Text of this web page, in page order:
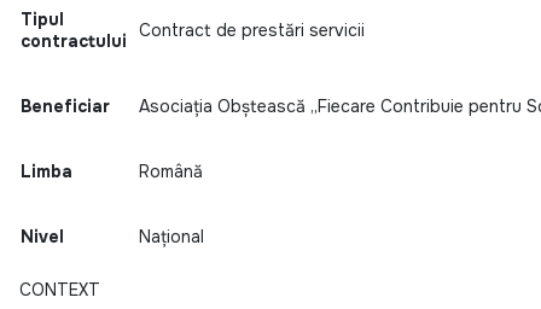
Tipul
contractului
Contract de prestări servicii
Beneficiar Asociația Obștească „Fiecare Contribuie pentru
Limba Română
Nivel Național
CONTEXT